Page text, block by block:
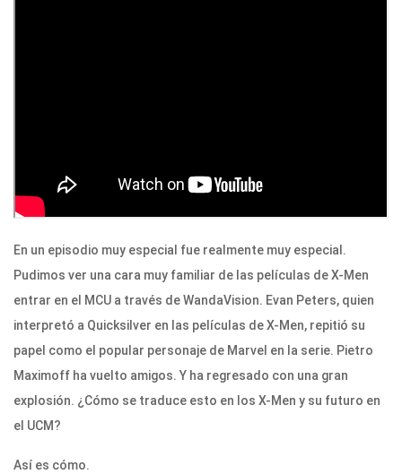
En un episodio muy especial fue realmente muy especial.
Pudimos ver una cara muy familiar de las películas de X-Men
entrar en el MCU a través de WandaVision. Evan Peters, quien
interpretó a Quicksilver en las películas de X-Men, repitió su
papel como el popular personaje de Marvel en la serie. Pietro
Maximoff ha vuelto amigos. Y ha regresado con una gran
explosión. ¿Cómo se traduce esto en los X-Men y su futuro en
el UCM?
Así es cómo.